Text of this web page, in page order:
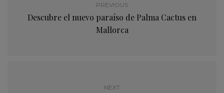
PREVIOUS
Descubre el nuevo paraíso de Palma Cactus en
Mallorca
NEXT